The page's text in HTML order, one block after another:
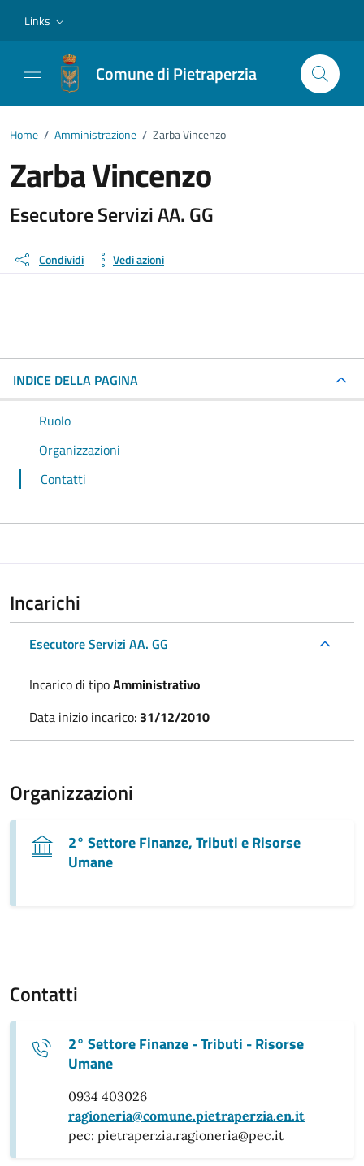
Links
Comune di Pietraperzia
Home / Amministrazione / Zarba Vincenzo
Zarba Vincenzo
Dettagli della persona
Esecutore Servizi AA. GG
Condividi Vedi azioni
INDICE DELLA PAGINA
Ruolo
Organizzazioni
Contatti
Incarichi
Esecutore Servizi AA. GG
Incarico di tipoAmministrativo
Data inizio incarico: 31/12/2010
Organizzazioni
2° Settore Finanze, Tributi e Risorse
Umane
Contatti
2° Settore Finanze - Tributi - Risorse
Umane
0934 403026
ragioneria@comune.pietraperzia.en.it
pec: pietraperzia.ragioneria@pec.it